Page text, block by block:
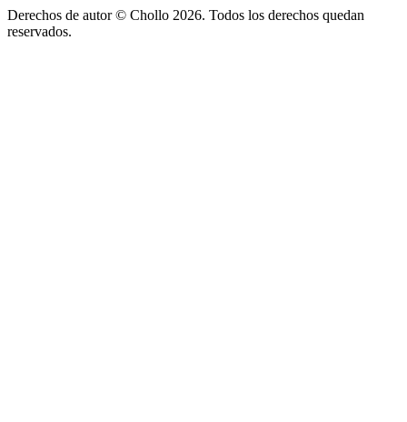
Derechos de autor © Chollo 2026. Todos los derechos quedan
reservados.